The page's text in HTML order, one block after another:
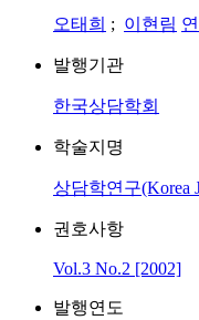
오태희 ; 이현림
발행기관
한국상담학회
학술지명
상담학연구(Korea
권호사항
Vol.3 No.2 [2002]
발행연도